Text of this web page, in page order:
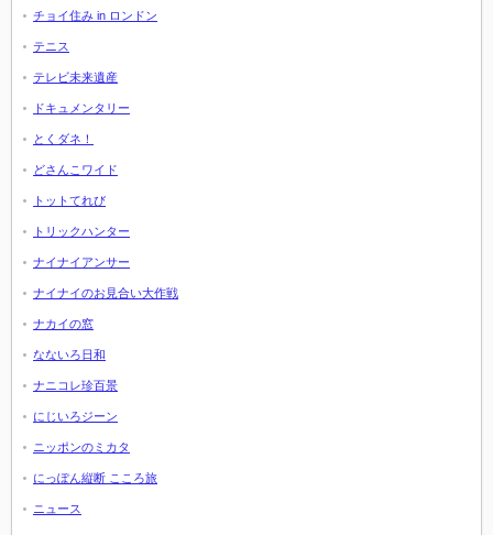
チョイ住み in ロンドン
テニス
テレビ未来遺産
ドキュメンタリー
とくダネ！
どさんこワイド
トットてれび
トリックハンター
ナイナイアンサー
ナイナイのお見合い大作戦
ナカイの窓
なないろ日和
ナニコレ珍百景
にじいろジーン
ニッポンのミカタ
にっぽん縦断 こころ旅
ニュース